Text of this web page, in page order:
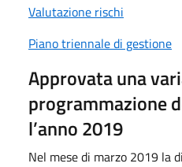
Valutazione rischi
Piano triennale di gestione
Approvata una
programmazione
l’anno 2019
Nel mese di marzo 2019 la